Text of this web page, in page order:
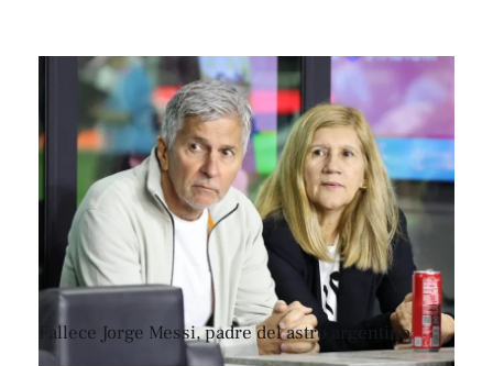
Fallece Jorge Messi, padre del astro argentino